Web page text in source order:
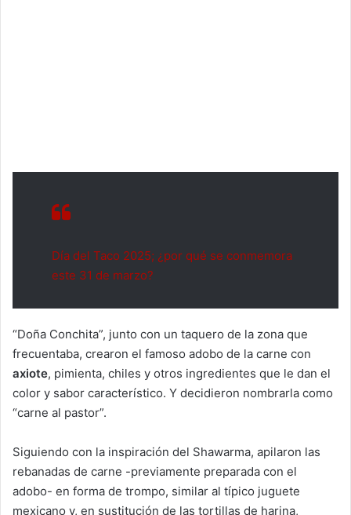
Día del Taco 2025; ¿por qué se conmemora
este 31 de marzo?
“Doña Conchita”, junto con un taquero de la zona que
frecuentaba, crearon el famoso adobo de la carne con
axiote, pimienta, chiles y otros ingredientes que le dan el
color y sabor característico. Y decidieron nombrarla como
“carne al pastor”.
Siguiendo con la inspiración del Shawarma, apilaron las
rebanadas de carne -previamente preparada con el
adobo- en forma de trompo, similar al típico juguete
mexicano y, en sustitución de las tortillas de harina,